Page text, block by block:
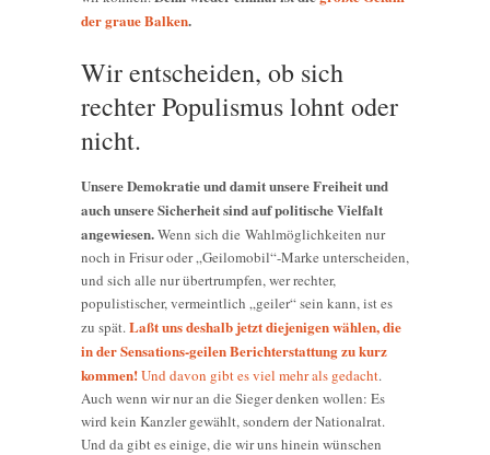
der graue Balken.
Wir entscheiden, ob sich
rechter Populismus lohnt oder
nicht.
Unsere Demokratie und damit unsere Freiheit und
auch unsere Sicherheit sind auf politische Vielfalt
angewiesen.Wenn sich die Wahlmöglichkeiten nur
noch in Frisur oder „Geilomobil“-Marke unterscheiden,
und sich alle nur übertrumpfen, wer rechter,
populistischer, vermeintlich „geiler“ sein kann, ist es
zu spät.Laßt uns deshalb jetzt diejenigen wählen, die
in der Sensations-geilen Berichterstattung zu kurz
kommen!Und davon gibt es viel mehr als gedacht.
Auch wenn wir nur an die Sieger denken wollen: Es
wird kein Kanzler gewählt, sondern der Nationalrat.
Und da gibt es einige, die wir uns hinein wünschen